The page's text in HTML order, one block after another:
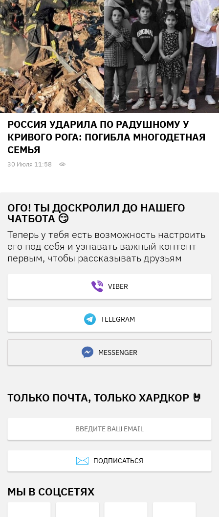
РОССИЯ УДАРИЛА ПО РАДУШНОМУ У
КРИВОГО РОГА: ПОГИБЛА МНОГОДЕТНАЯ
СЕМЬЯ
30 Июля 11:58
ОГО! ТЫ ДОСКРОЛИЛ ДО НАШЕГО
ЧАТБОТА 😏
Теперь у тебя есть возможность настроить
его под себя и узнавать важный контент
первым, чтобы рассказывать друзьям
VIBER
TELEGRAM
MESSENGER
ТОЛЬКО ПОЧТА, ТОЛЬКО ХАРДКОР 🤘
ПОДПИСАТЬСЯ
МЫ В СОЦСЕТЯХ